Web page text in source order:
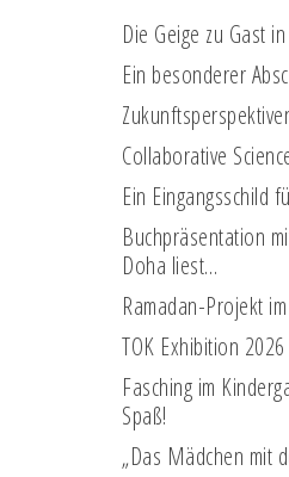
Die Geige zu Gast
Ein besonderer
Collaborative
Ein Eingangsschild
Buchpräsentation
Doha liest…
Ramadan-Projekt
TOK Exhibition 2026
Fasching im
Spaß!
„Das Mädchen mit